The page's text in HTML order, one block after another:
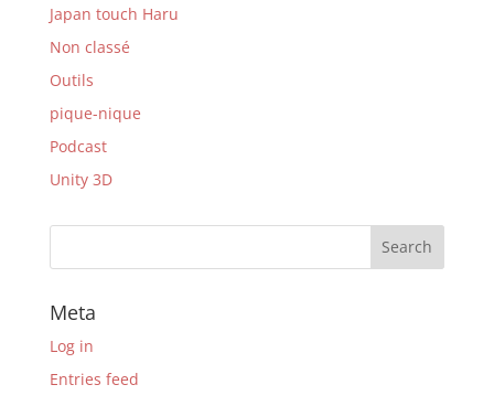
Japan touch Haru
Non classé
Outils
pique-nique
Podcast
Unity 3D
Meta
Log in
Entries feed